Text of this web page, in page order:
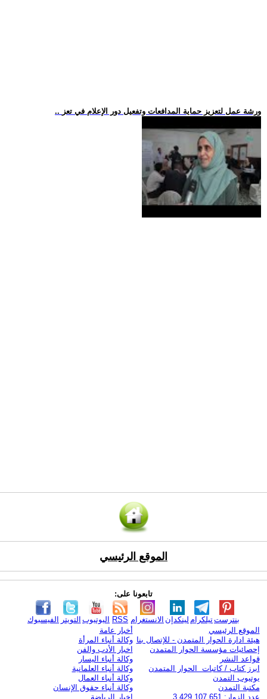
.. ورشة عمل لتعزيز حماية المدافعات وتفعيل دور الإعلام في تعز
الموقع الرئيسي
تابعونا على:
الفيسبوك التويتر اليوتيوب RSS الانستغرام لينكدإن تيلكرامبنترست
الموقع الرئيسي
هيئة ادارة الحوار المتمدن - للإتصال بنا
إحصائيات مؤسسة الحوار المتمدن
قواعد النشر
ابرز كتاب / كاتبات الحوار المتمدن
يوتيوب التمدن
مكتبة التمدن
عدد الزوار: 3,429,107,651
أخبار عامة
وكالة أنباء المرأة
اخبار الأدب والفن
وكالة أنباء اليسار
وكالة أنباء العلمانية
وكالة أنباء العمال
وكالة أنباء حقوق الإنسان
اخبار الرياضة